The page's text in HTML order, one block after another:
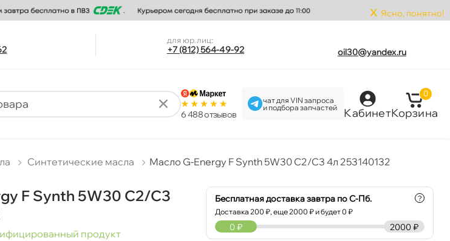
x Ясно, понятно!
для юр.лиц:
+7 (812) 564-49-92 oil30@yandex.ru
6 488 отзыво
чат для VIN запроса
и подбора запчастей
Кабинет
0
Корзина
Синтетические масла Масло G-Energy F Synth 5W30 C2/C3 4л 253140132
F Synth 5W30 C2/C3
продукт
Бесплатная доставка завтра по С-Пб.
Доставка200 ₽, еще2000 ₽ и будет 0 ₽
?
2000 ₽
0 ₽